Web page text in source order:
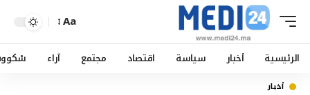
Aa
الرئيسية أخبار سياسة اقتصاد مجتمع آراء
أخبار